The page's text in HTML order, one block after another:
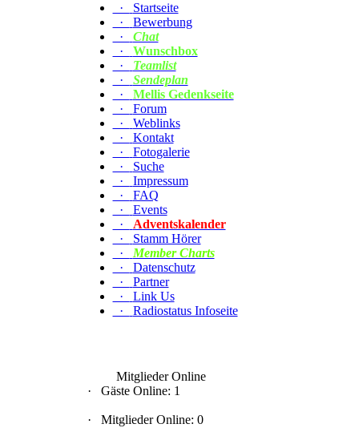
·
Startseite
·
Bewerbung
·
Chat
·
Wunschbox
·
Teamlist
·
Sendeplan
·
Mellis Gedenkseite
·
Forum
·
Weblinks
·
Kontakt
·
Fotogalerie
·
Suche
·
Impressum
·
FAQ
·
Events
·
Adventskalender
·
Stamm Hörer
·
Member Charts
·
Datenschutz
·
Partner
·
Link Us
·
Radiostatus Infoseite
Mitglieder Online
·
Gäste Online: 1
· Mitglieder Online: 0